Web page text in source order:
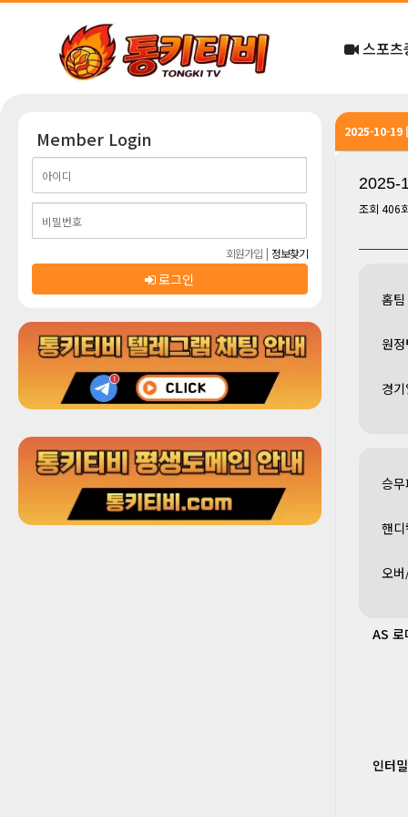
스포츠
2025-10-19
2025-
조회 406
홈팀
원정
경
승무
핸디
오
AS 로
인터
Member Login
회원가입 | 정보찾기
로그인